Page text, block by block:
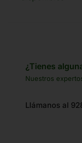
¿Tienes
Nuestros
Llámanos al